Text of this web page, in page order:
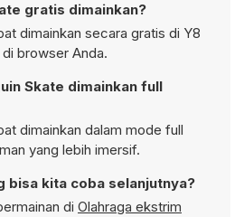
gratis dimainkan?
dimainkan secara gratis di Y8
browser Anda.
Skate dimainkan full
dimainkan dalam mode full
yang lebih imersif.
bisa kita coba selanjutnya?
di Olahraga ekstrim